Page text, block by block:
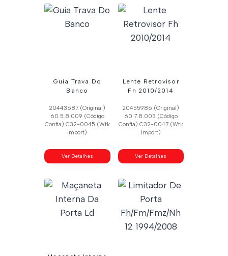
Guia Trava Do
Banco
20443687 (Original)
60.5.8.009 (Código
Confia) C32-0045 (Wtk
Import)
Ver Detalhes
Lente Retrovisor
Fh 2010/2014
20455986 (Original)
60.7.8.003 (Código
Confia) C32-0047 (Wtk
Import)
Ver Detalhes